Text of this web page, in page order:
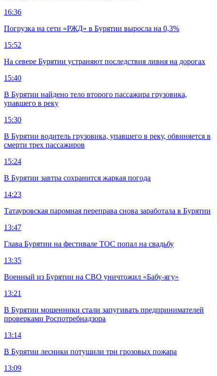
16:36
Погрузка на сети «РЖД» в Бурятии выросла на 0,3%
15:52
На севере Бурятии устраняют последствия ливня на дорогах
15:40
В Бурятии найдено тело второго пассажира грузовика,
упавшего в реку
15:30
В Бурятии водитель грузовика, упавшего в реку, обвиняется в
смерти трех пассажиров
15:24
В Бурятии завтра сохранится жаркая погода
14:23
Татауровская паромная переправа снова заработала в Бурятии
13:47
Глава Бурятии на фестивале ТОС попал на свадьбу
13:35
Военный из Бурятии на СВО уничтожил «Бабу-ягу»
13:21
В Бурятии мошенники стали запугивать предпринимателей
проверками Роспотребнадзора
13:14
В Бурятии лесники потушили три грозовых пожара
13:09